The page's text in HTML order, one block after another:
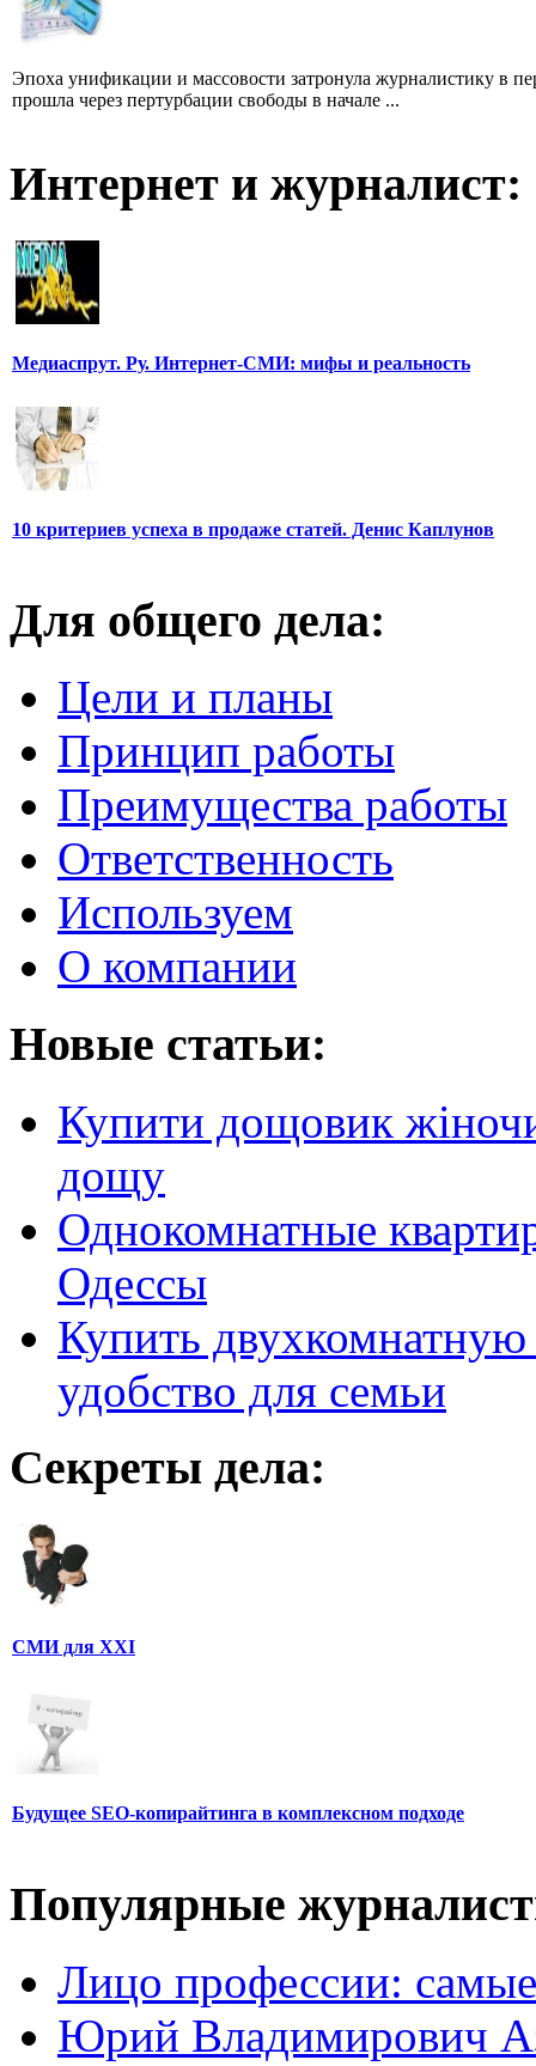
Эпоха унификации и массовости затронула журналистику в
прошла через пертурбации свободы в начале ...
Интернет и журналист:
Медиаспрут. Ру. Интернет-СМИ: мифы и реальность
10 критериев успеха в продаже статей. Денис Каплунов
Для общего дела:
Цели и планы
Принцип работы
Преимущества работы
Ответственность
Используем
О компании
Новые статьи:
Купити дощовик
дощу
Однокомнатные
Одессы
Купить
удобство для семьи
Секреты дела:
СМИ для XXI
Будущее SEO-копирайтинга в комплексном подходе
Популярные
Лицо профессии:
Юрий Владимирович